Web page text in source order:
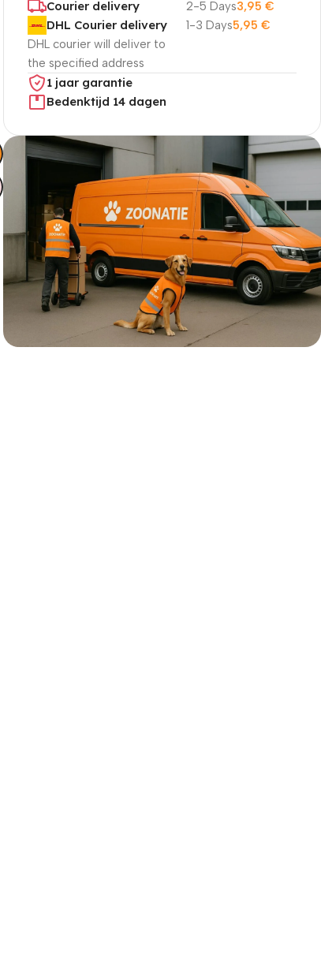
Courier delivery
2-5 Days3,95€
DHL Courier delivery
DHL courier will deliver to
the specified address
1-3 Days5,95€
1 jaar garantie
Bedenktijd 14 dagen